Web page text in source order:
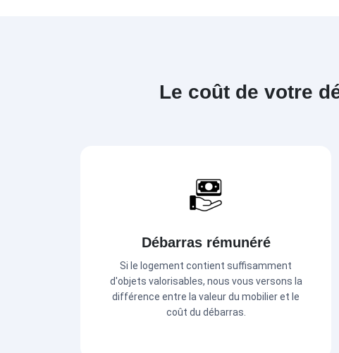
Le coût de votre
Débarras rémunéré
Si le logement contient suffisamment
d'objets valorisables, nous vous versons la
différence entre la valeur du mobilier et le
coût du débarras.